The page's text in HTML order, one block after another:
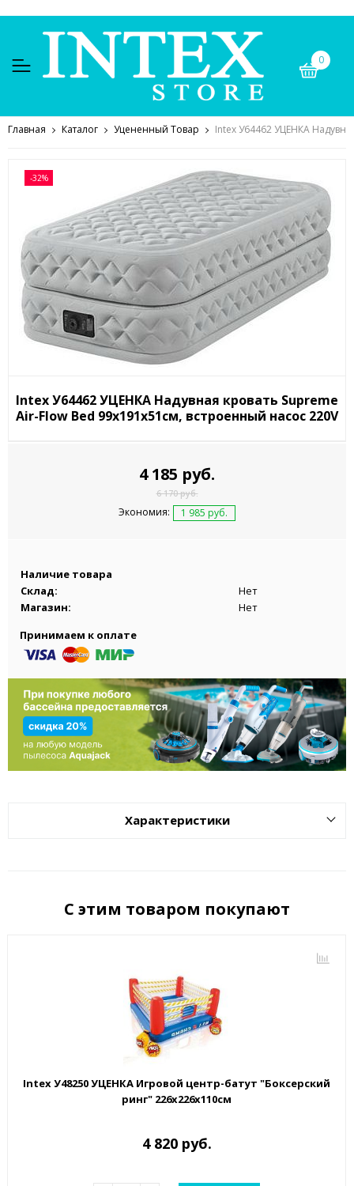
0
Главная Каталог Уцененный Товар Intex У64462 УЦЕНКА
-32%
Intex У64462 УЦЕНКА Надувная кровать Supreme
Air-Flow Bed 99х191х51см, встроенный насос 220V
4 185 руб.
6 170 руб.
Экономия: 1 985 руб.
Наличие товара
Склад:
Нет
Магазин:
Нет
Принимаем к оплате
Характеристики
С этим товаром покупают
Intex У48250 УЦЕНКА Игровой центр-батут "Боксерский
ринг" 226x226x110см
4 820 руб.